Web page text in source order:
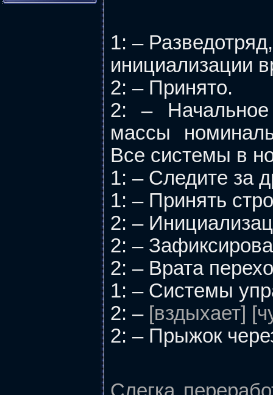
1: –
инициализации
2: – Принято.
2: – Начальное
массы
Все системы в
1: – Следите за
1: – Принять
2: –
2: –
2: – Врата
1: – Системы
2: – [вздыхает]
2: – Прыжок